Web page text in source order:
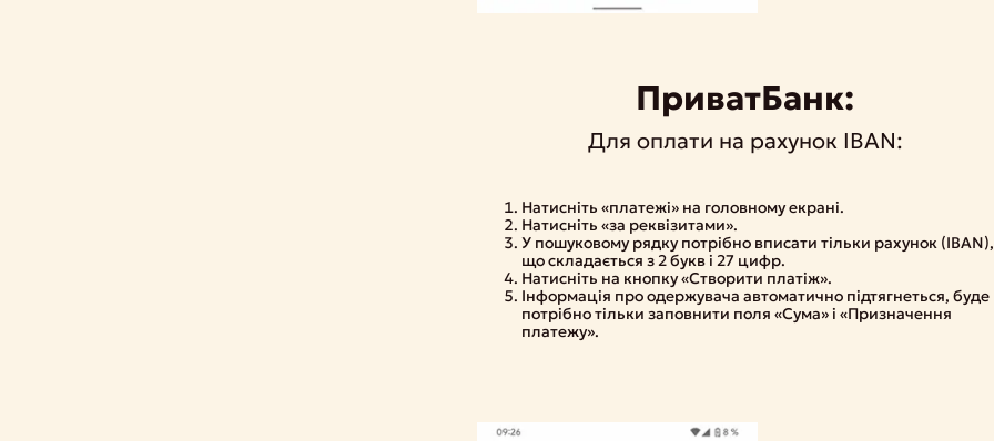
ПриватБанк:
Для оплати на рахунок IBAN:
Натисніть «платежі» на головному екрані.
Натисніть «за реквізитами».
У пошуковому рядку потрібно вписати тільки рахунок (IBAN),
що складається з 2 букв і 27 цифр.
Натисніть на кнопку «Створити платіж».
Інформація про одержувача автоматично підтягнеться, буде
потрібно тільки заповнити поля «Сума» і «Призначення
платежу».